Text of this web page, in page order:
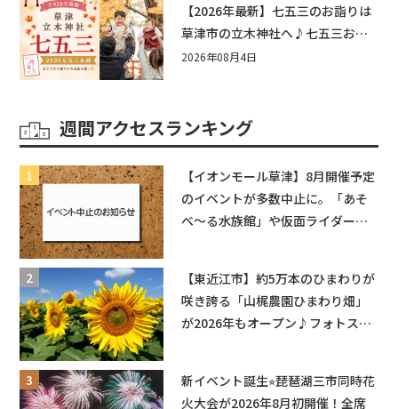
【2026年最新】七五三のお詣りは
草津市の立木神社へ♪七五三お祝
い企画をご紹介！
2026年08月4日
週間アクセスランキング
【イオンモール草津】8月開催予定
のイベントが多数中止に。「あそ
べ〜る水族館」や仮面ライダーシ
【東近江市】約5万本のひまわりが
咲き誇る「山梶農園ひまわり畑」
が2026年もオープン♪フォトスポ
新イベント誕生⭐︎琵琶湖三市同時花
火大会が2026年8月初開催！全席